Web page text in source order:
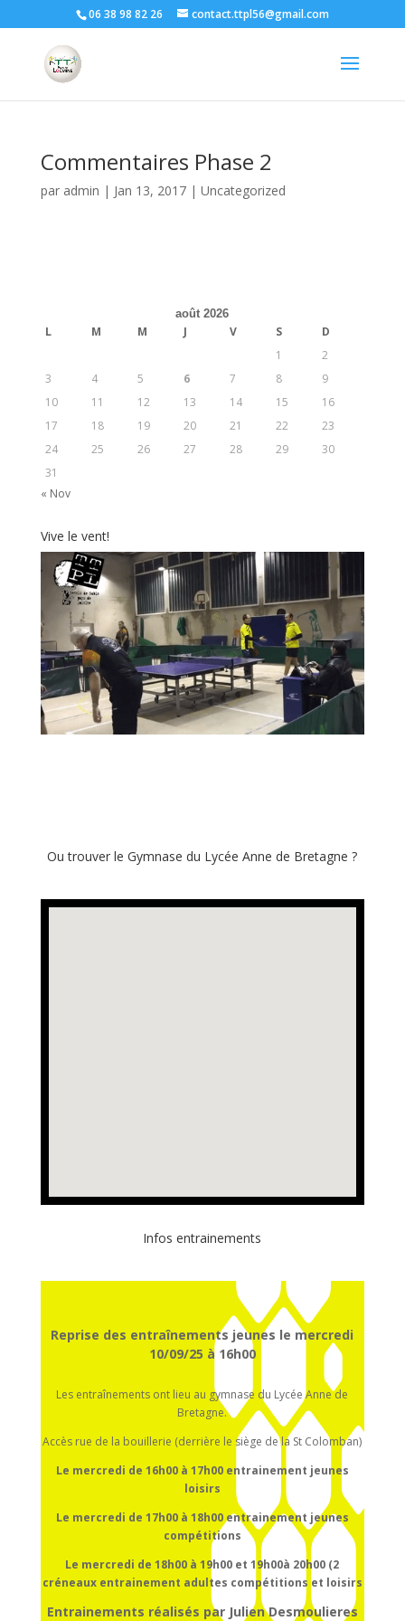
06 38 98 82 26 contact.ttpl56@gmail.com
Commentaires Phase 2
par admin | Jan 13, 2017| Uncategorized
août 2026
L M M J V S
D
1
2
3
4 5 6 7 8
9
10
11 12 13 14 15
16
17
18 19 20 21 22
23
24
25 26 27 28 29
30
31
« Nov
Vive le vent!
Ou trouver le Gymnase du Lycée Anne de Bretagne ?
Infos entrainements
Reprise des entraînements jeunes le mercredi
10/09/25 à 16h00
Les entraînements ont lieu au gymnase du Lycée Anne de
Bretagne.
Accès rue de la bouillerie (derrière le siège de la St Colomban)
Le mercredi de 16h00 à 17h00 entrainement jeunes
loisirs
Le mercredi de 17h00 à 18h00entrainement jeunes
compétitions
Le mercredi de 18h00 à 19h00 et 19h00à 20h00 (2
créneaux entrainement adultes compétitions et loisirs
Entrainements réalisés par Julien Desmoulieres